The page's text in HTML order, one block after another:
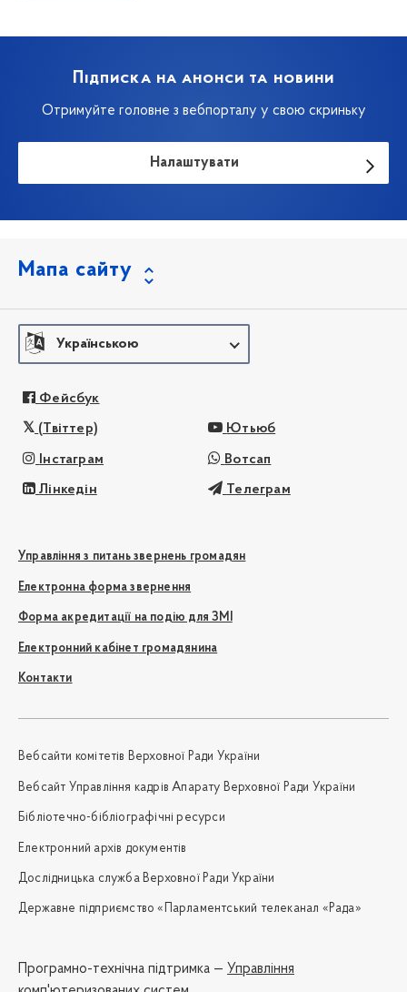
Підписка на анонси та новини
Отримуйте головне з вебпорталу у свою скриньку
Налаштувати
Мапа сайту
Українською
Фейсбук
(Твіттер) Ютьюб
Інстаграм Вотсап
Лінкедін Телеграм
Управління з питань звернень громадян
Електронна форма звернення
Форма акредитації на подію для ЗМІ
Електронний кабінет громадянина
Контакти
Вебсайти комітетів Верховної Ради України
Вебсайт Управління кадрів Апарату Верховної Ради України
Бібліотечно-бібліографічні ресурси
Електронний архів документів
Дослідницька служба Верховної Ради України
Державне підприємство «Парламентський телеканал «Рада»
Програмно-технічна підтримка — Управління